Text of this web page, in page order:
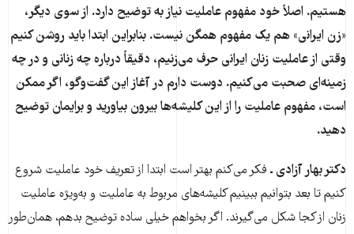
هستیم. اصلاً خود مفهوم عاملیت نیاز به توضیح دارد. از سوی دیگر،
«زن ایرانی» هم یک مفهوم همگن نیست. بنابراین ابتدا باید روشن کنیم
وقتی از عاملیت زنان ایرانی حرف می‌زنیم، دقیقاً درباره چه زنانی و در چه
زمینه‌ای صحبت می‌کنیم. دوست دارم در آغاز این گفت‌وگو، اگر ممکن
است، مفهوم عاملیت را از این کلیشه‌ها بیرون بیاورید و برایمان توضیح
دهید.
دکتر بهار آزادی ـ فکر می‌کنم بهتر است ابتدا از تعریف خود عاملیت شروع
کنیم تا بعد بتوانیم ببینیم کلیشه‌های مربوط به عاملیت و به‌ویژه عاملیت
زنان از کجا شکل می‌گیرند. اگر بخواهم خیلی ساده توضیح بدهم، همان‌طور